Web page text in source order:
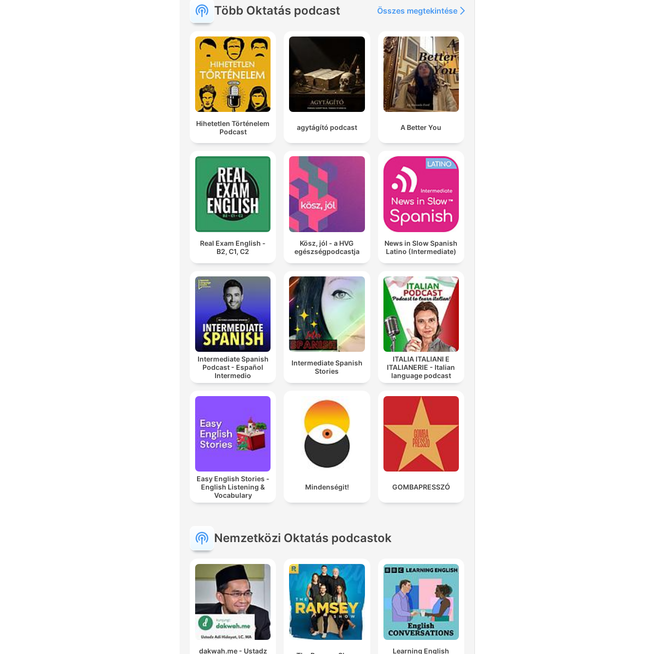
Több Oktatás podcast Összes megtekintése
Hihetetlen Történelem
Podcast
agytágító podcast A Better You
Real Exam English -
B2, C1, C2
Kösz, jól - a HVG
egészségpodcastja
News in Slow Spanish
Latino (Intermediate)
Intermediate Spanish
Podcast - Español
Intermedio
Intermediate Spanish
Stories
ITALIA ITALIANI E
ITALIANERIE - Italian
language podcast
Easy English Stories -
English Listening &
Vocabulary
Mindenségit! GOMBAPRESSZÓ
Nemzetközi Oktatás podcastok
dakwah.me - Ustadz Learning English